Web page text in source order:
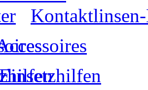
Einsetzhilfen